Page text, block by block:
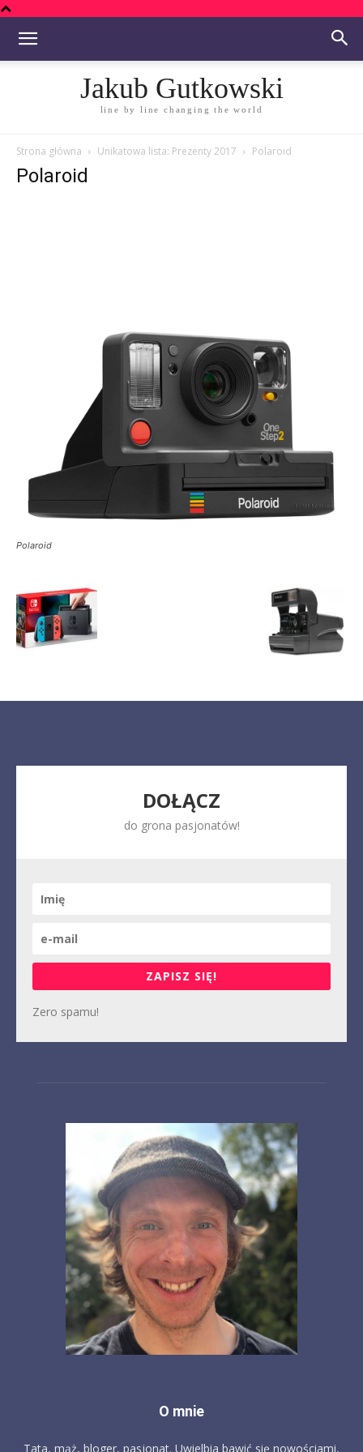
Jakub Gutkowski
line by line changing the world
Strona główna Unikatowa lista: Prezenty 2017 Polaroid
Polaroid
Polaroid
DOŁĄCZ
do grona pasjonatów!
ZAPISZ SIĘ!
Zero spamu!
O mnie
Tata, mąż, bloger, pasjonat. Uwielbia bawić się nowościami,